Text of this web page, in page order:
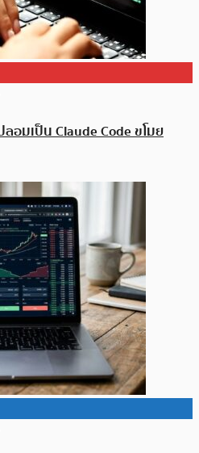
อมเป็น Claude Code ขโมย